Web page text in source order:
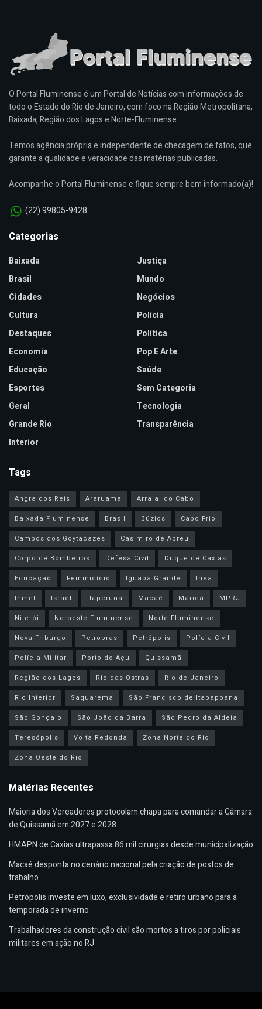
O Portal Fluminense é um Portal de Notícias com informações de
todo o Estado do Rio de Janeiro, com foco na Região Metropolitana,
Baixada, Região dos Lagos e Norte-Fluminense.
Temos agência própria e independente de checagem de fatos, que
garante a qualidade e veracidade das matérias publicadas.
Acompanhe o Portal Fluminense e fique sempre bem informado(a)!
(22) 99805-9428
Categorias
Baixada
Brasil
Cidades
Cultura
Destaques
Economia
Educação
Esportes
Geral
Grande Rio
Interior
Justiça
Mundo
Negócios
Polícia
Política
Pop E Arte
Saúde
Sem Categoria
Tecnologia
Transparência
Tags
Angra dos Reis Araruama
Arraial do Cabo
Baixada Fluminense
Brasil Búzios
Cabo Frio
Campos dos Goytacazes
Casimiro de Abreu
Corpo de Bombeiros
Defesa Civil
Duque de Caxias
Educação
Feminicídio Iguaba Grande
Inea
Inmet
Israel Itaperuna Macaé Maricá
MPRJ
Niterói
Noroeste Fluminense
Norte Fluminense
Nova Friburgo
Petrobras Petrópolis
Polícia Civil
Polícia Militar
Porto do Açu
Quissamã
Região dos Lagos
Rio das Ostras
Rio de Janeiro
Rio Interior
Saquarema
São Francisco de Itabapoana
São Gonçalo
São João da Barra
São Pedro da Aldeia
Teresópolis
Volta Redonda
Zona Norte do Rio
Zona Oeste do Rio
Matérias Recentes
Maioria dos Vereadores protocolam chapa para comandar a Câmara
de Quissamã em 2027 e 2028
HMAPN de Caxias ultrapassa 86 mil cirurgias desde municipalização
Macaé desponta no cenário nacional pela criação de postos de
trabalho
Petrópolis investe em luxo, exclusividade e retiro urbano para a
temporada de inverno
Trabalhadores da construção civil são mortos a tiros por policiais
militares em ação no RJ